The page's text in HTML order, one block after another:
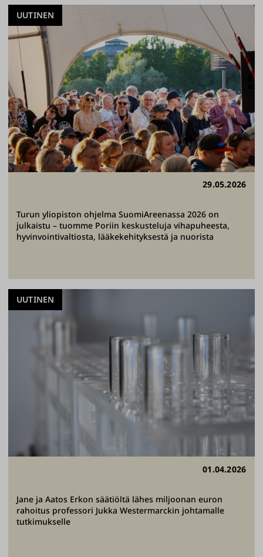
29.05.2026
Turun yliopiston ohjelma SuomiAreenassa 2026 on
julkaistu – tuomme Poriin keskusteluja vihapuheesta,
hyvinvointivaltiosta, lääkekehityksestä ja nuorista
UUTINEN
01.04.2026
Jane ja Aatos Erkon säätiöltä lähes miljoonan euron
rahoitus professori Jukka Westermarckin johtamalle
tutkimukselle
UUTINEN